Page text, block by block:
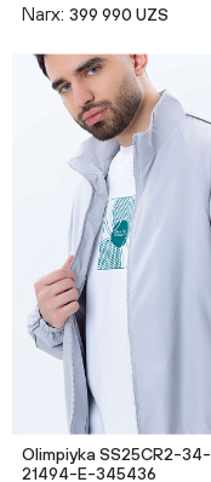
Narx: 399 990 UZS
Olimpiyka SS25CR2-34-
21494-E-345436